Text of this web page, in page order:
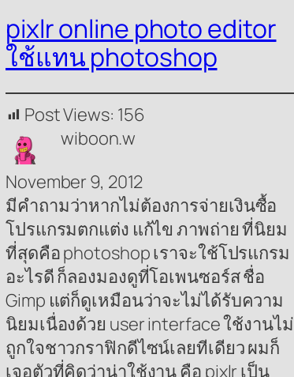
pixlr online photo editor
ใช้แทน photoshop
Post Views: 156
wiboon.w
November 9, 2012
มีคำถามว่าหากไม่ต้องการจ่ายเงินซื้อ
โปรแกรมตกแต่ง แก้ไข ภาพถ่าย ที่นิยม
ที่สุดคือ photoshop เราจะใช้โปรแกรม
อะไรดี ก็ลองมองดูที่โอเพนซอร์ส ชื่อ
Gimp แต่ก็ดูเหมือนว่าจะไม่ได้รับความ
นิยมเนื่องด้วย user interface ใช้งานไม่
ถูกใจชาวกราฟิกดีไซน์เลยทีเดียว ผมก็
เจอตัวที่คิดว่าน่าใช้งาน คือ pixlr เป็น